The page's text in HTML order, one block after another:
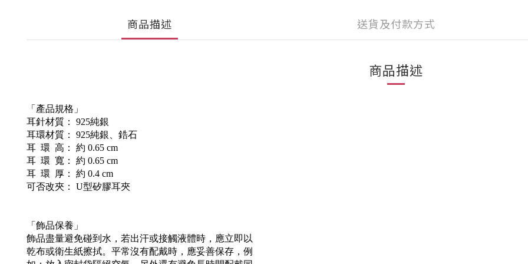
商品描述 送貨及付款方式
商品描述
「產品規格」
耳針材質： 925純銀
耳環材質： 925純銀、鋯石
耳 環 高： 約 0.65 cm
耳 環 寬： 約 0.65 cm
耳 環 厚： 約 0.4 cm
可否改夾： U型矽膠耳夾
「飾品保養」
飾品盡量避免碰到水，若出汗或接觸液體時，應立即以
乾布或衛生紙擦拭。平常沒有配戴時，應妥善保存，例